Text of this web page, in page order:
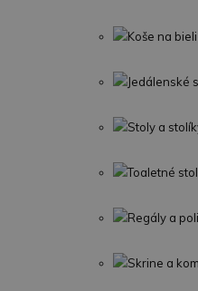
Koše na
Jedálenské
Stoly a
Toaletné
Regály a
Skrine a